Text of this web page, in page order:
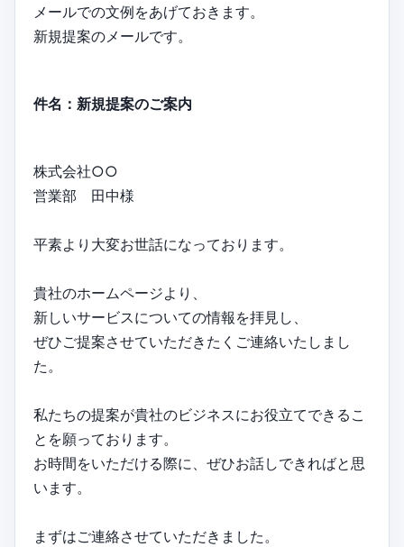
メールでの文例をあげておきます。
新規提案のメールです。
件名：新規提案のご案内
株式会社○○
営業部 田中様
平素より大変お世話になっております。
貴社のホームページより、
新しいサービスについての情報を拝見し、
ぜひご提案させていただきたくご連絡いたしまし
た。
私たちの提案が貴社のビジネスにお役立てできるこ
とを願っております。
お時間をいただける際に、ぜひお話しできればと思
います。
まずはご連絡させていただきました。